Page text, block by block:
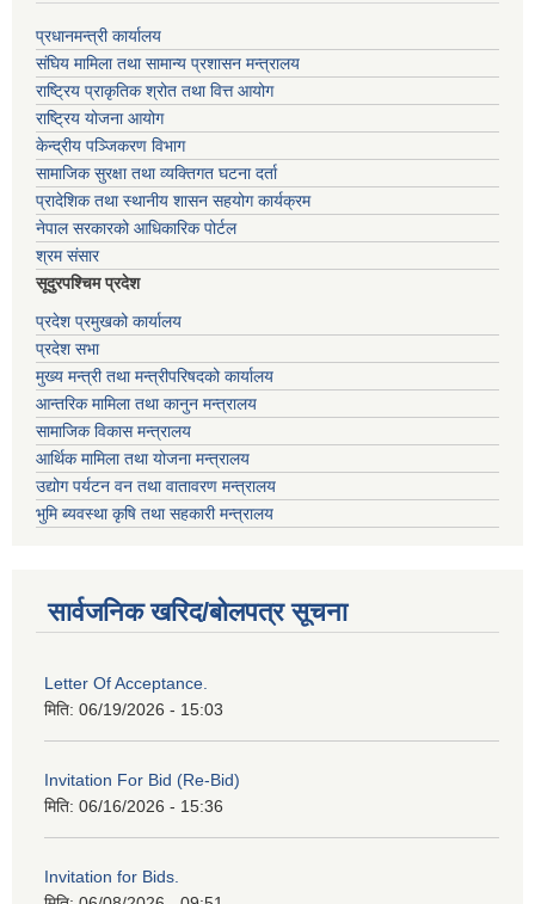
प्रधानमन्त्री कार्यालय
संघिय मामिला तथा सामान्य प्रशासन मन्त्रालय
राष्ट्रिय प्राकृतिक श्रोत तथा वित्त आयोग
राष्ट्रिय योजना आयोग
केन्द्रीय पञ्जिकरण विभाग
सामाजिक सुरक्षा तथा व्यक्तिगत घटना दर्ता
प्रादेशिक तथा स्थानीय शासन सहयोग कार्यक्रम
नेपाल सरकारको आधिकारिक पोर्टल
श्रम संसार
सूदुरपश्चिम प्रदेश
प्रदेश प्रमुखको कार्यालय
प्रदेश सभा
मुख्य मन्त्री तथा मन्त्रीपरिषदको कार्यालय
आन्तरिक मामिला तथा कानुन मन्त्रालय
सामाजिक विकास मन्त्रालय
आर्थिक मामिला तथा योजना मन्त्रालय
उद्योग पर्यटन वन तथा वातावरण मन्त्रालय
भुमि ब्यवस्था कृषि तथा सहकारी मन्त्रालय
सार्वजनिक खरिद/बोलपत्र सूचना
Letter Of Acceptance.
मिति: 06/19/2026 - 15:03
Invitation For Bid (Re-Bid)
मिति: 06/16/2026 - 15:36
Invitation for Bids.